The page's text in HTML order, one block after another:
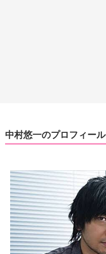
中村悠一のプロフィール